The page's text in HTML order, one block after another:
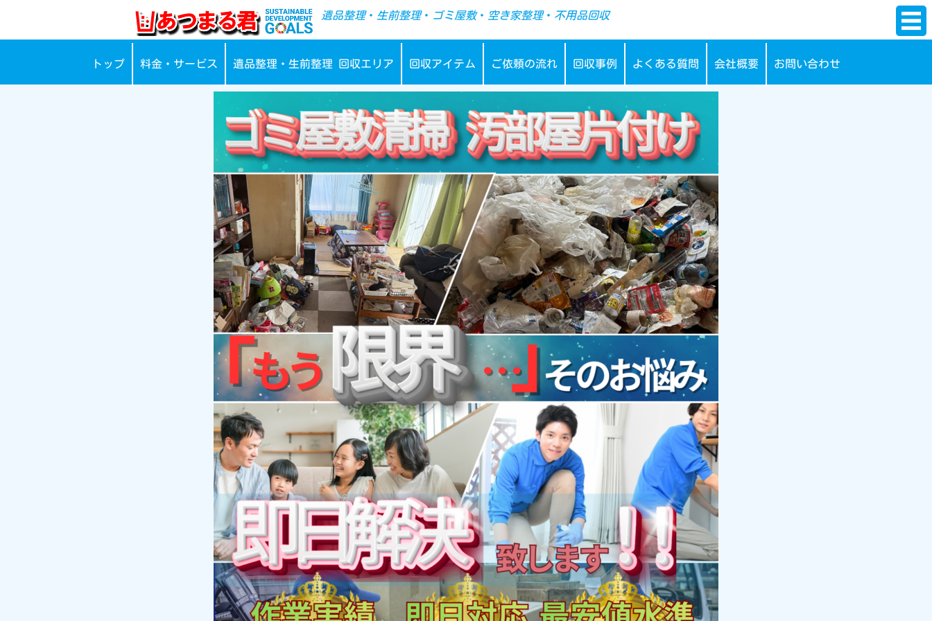
-->
遺品整理・ 生前整理・ ゴミ屋敷・ 空き家整理・ 不用品回収
トップ 料金・サービス 遺品整理・生前整理 回収エリア 回収アイテム ご依頼の流れ 回収事例 よくある質問 会社概要 お問い合わせ